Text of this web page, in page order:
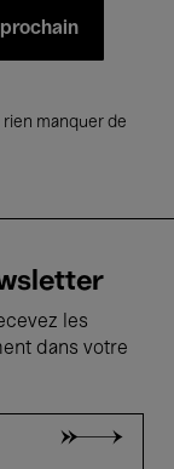
manquer de
les
dans votre